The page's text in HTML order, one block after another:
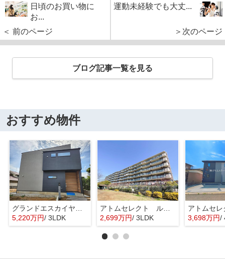
日頃のお買い物に
お...
＜ 前のページ
運動未経験でも大丈...
＞次のページ
ブログ記事一覧を見る
おすすめ物件
グランドエスカイヤー二宮１丁目 ３号地
5,220万円/ 3LDK
アトムセレクト ルネ幕張 1階
2,699万円/ 3LDK 3,698万円/